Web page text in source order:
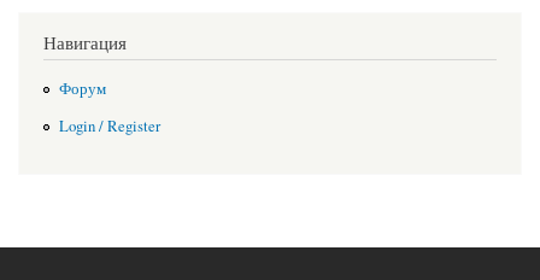
Навигация
Форум
Login / Register